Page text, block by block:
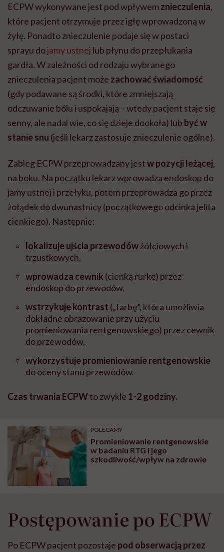
ECPW wykonywane jest pod wpływemznieczulenia,
które pacjent otrzymuje przez igłę wprowadzoną w
żyłę. Ponadto znieczulenie podaje się w postaci
sprayu dojamy ustnej lub płynu do przepłukania
gardła. W zależności od rodzaju wybranego
znieczulenia pacjent może zachować świadomość
(gdy podawane są środki, które zmniejszają
odczuwanie bólu i uspokajają – wtedy pacjent staje się
senny, ale nadal wie, co się dzieje dookoła) lub być w
stanie snu (jeśli lekarz zastosuje znieczulenie ogólne).
Zabieg ECPW przeprowadzany jestw pozycji leżącej,
na boku. Na początku lekarz wprowadza endoskop do
jamy ustnej i przełyku, potem przeprowadza go przez
żołądek do dwunastnicy (początkowego odcinka jelita
cienkiego). Następnie:
lokalizuje ujścia przewodówżółciowych i
trzustkowych,
wprowadza cewnik (cienką rurkę) przez
endoskop do przewodów,
wstrzykuje kontrast („farbę”, która umożliwia
dokładne obrazowanie przy użyciu
promieniowania rentgenowskiego) przez cewnik
do przewodów,
wykorzystuje promieniowanie rentgenowskie
do oceny stanu przewodów.
Czas trwania ECPWto zwykle 1-2 godziny.
POLECAMY
Promieniowanie rentgenowskie
w badaniu RTG i jego
szkodliwość/wpływ na zdrowie
Postępowanie po ECPW
Po ECPW pacjent pozostaje pod obserwacją przez